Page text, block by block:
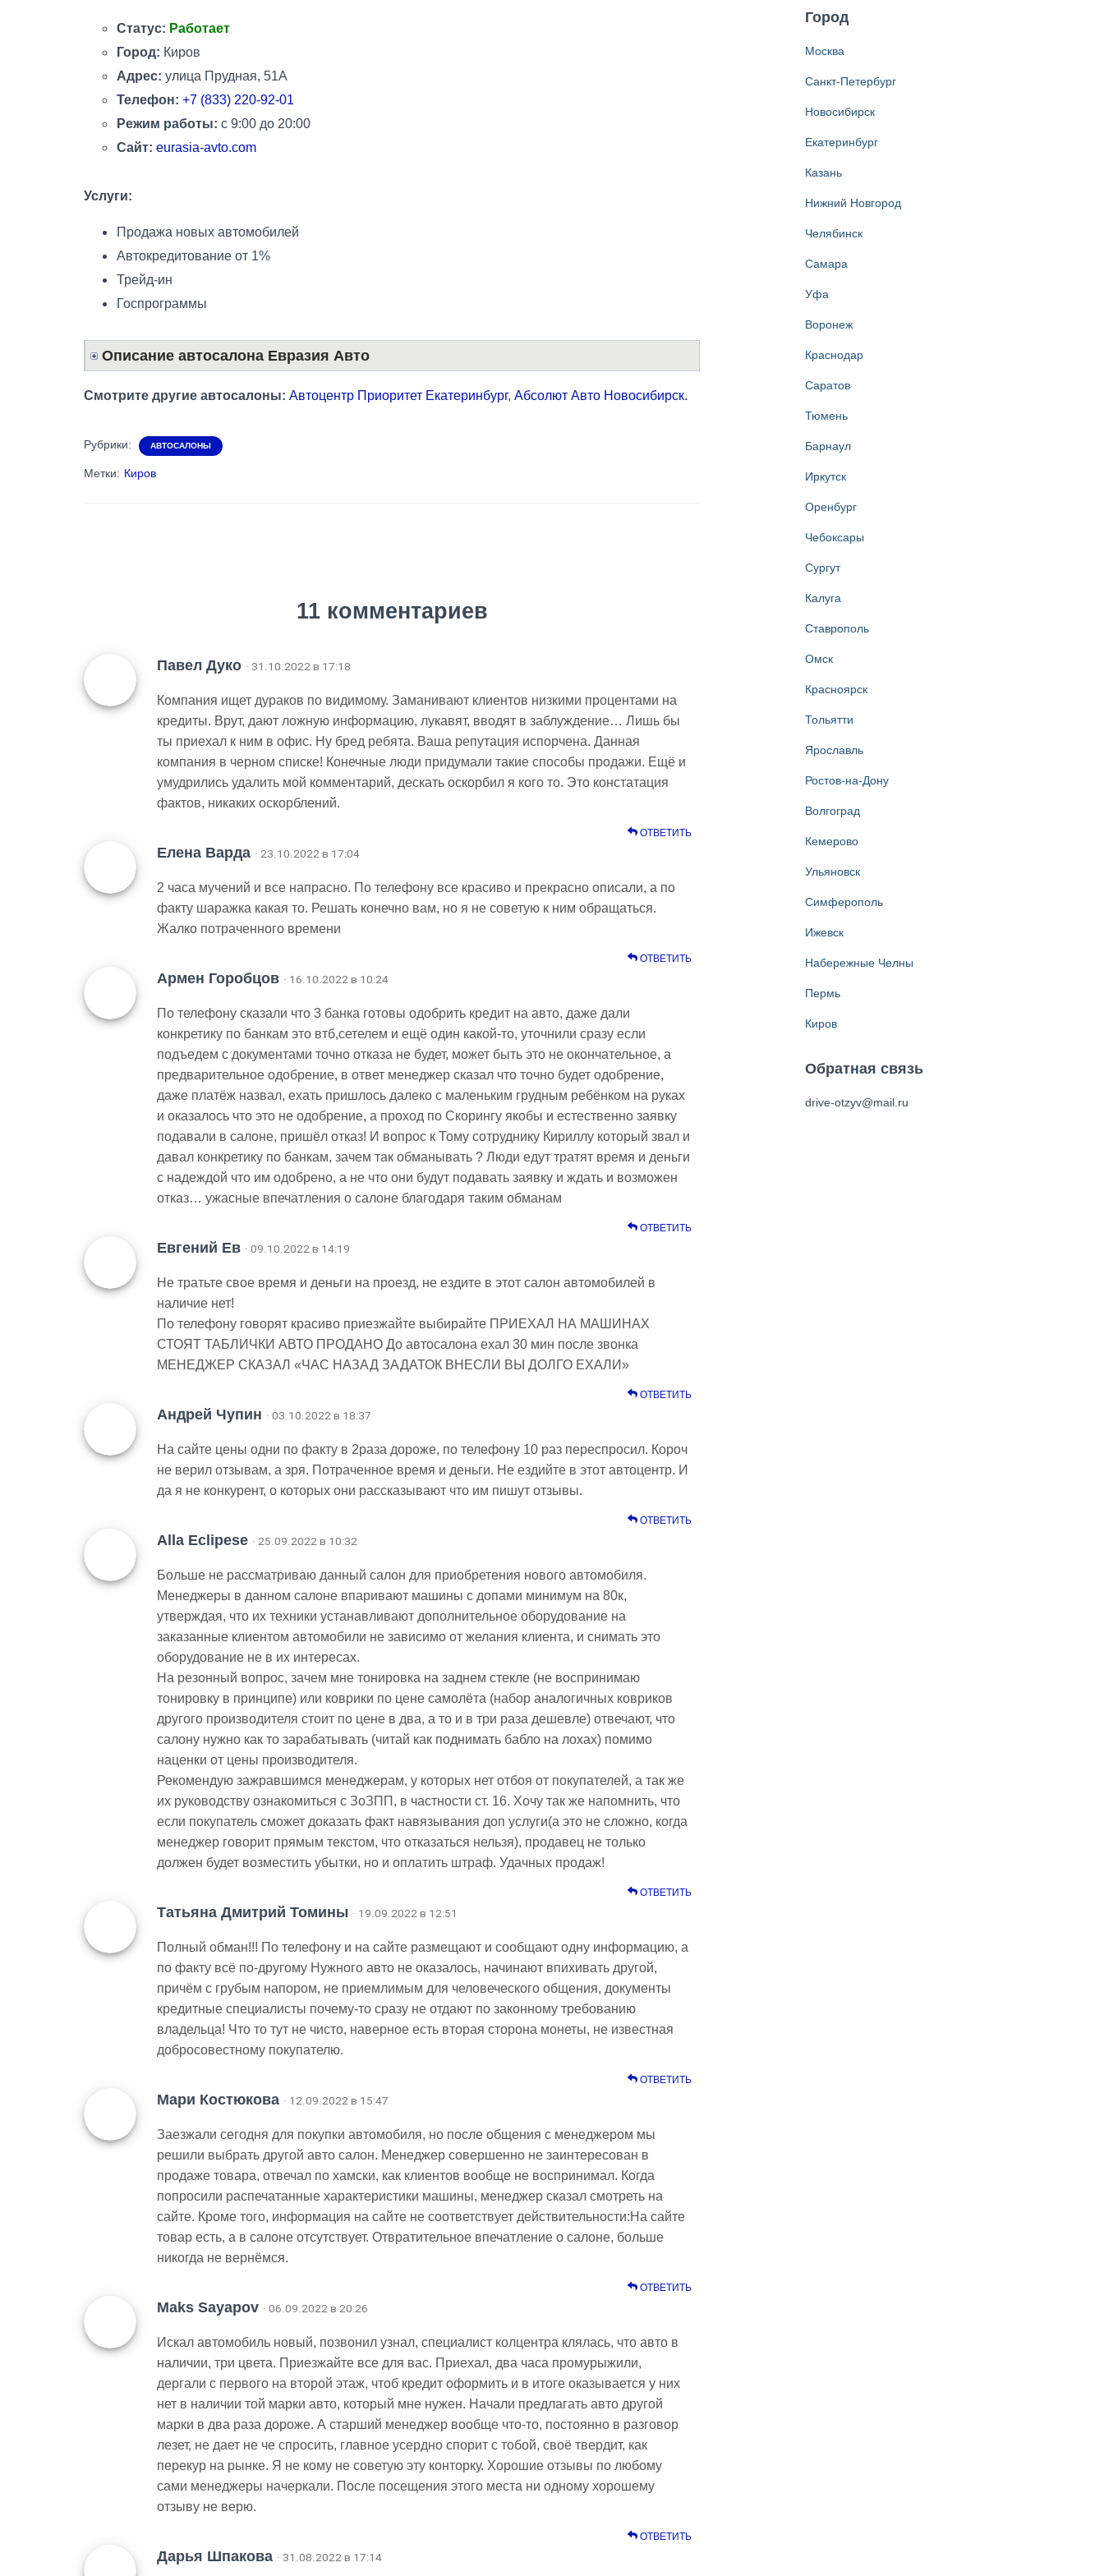
Статус: Работает
Город: Киров
Адрес: улица Прудная, 51А
Телефон: +7 (833) 220-92-01
Режим работы: с 9:00 до 20:00
Сайт: eurasia-avto.com
Услуги:
Продажа новых автомобилей
Автокредитование от 1%
Трейд-ин
Госпрограммы
Описание автосалона Евразия Авто
Смотрите другие автосалоны: Автоцентр Приоритет Екатеринбург, Абсолют Авто Новосибирск.
Рубрики: АВТОСАЛОНЫ
Метки: Киров
11 комментариев
Павел Дуко · 31.10.2022 в 17:18
Компания ищет дураков по видимому. Заманивают клиентов низкими процентами на
кредиты. Врут, дают ложную информацию, лукавят, вводят в заблуждение… Лишь бы
ты приехал к ним в офис. Ну бред ребята. Ваша репутация испорчена. Данная
компания в черном списке! Конечные люди придумали такие способы продажи. Ещё и
умудрились удалить мой комментарий, дескать оскорбил я кого то. Это констатация
фактов, никаких оскорблений.
ОТВЕТИТЬ
Елена Варда · 23.10.2022 в 17:04
2 часа мучений и все напрасно. По телефону все красиво и прекрасно описали, а по
факту шаражка какая то. Решать конечно вам, но я не советую к ним обращаться.
Жалко потраченного времени
ОТВЕТИТЬ
Армен Горобцов · 16.10.2022 в 10:24
По телефону сказали что 3 банка готовы одобрить кредит на авто, даже дали
конкретику по банкам это втб,сетелем и ещё один какой-то, уточнили сразу если
подъедем с документами точно отказа не будет, может быть это не окончательное, а
предварительное одобрение, в ответ менеджер сказал что точно будет одобрение,
даже платёж назвал, ехать пришлось далеко с маленьким грудным ребёнком на руках
и оказалось что это не одобрение, а проход по Скорингу якобы и естественно заявку
подавали в салоне, пришёл отказ! И вопрос к Тому сотруднику Кириллу который звал и
давал конкретику по банкам, зачем так обманывать ? Люди едут тратят время и деньги
с надеждой что им одобрено, а не что они будут подавать заявку и ждать и возможен
отказ… ужасные впечатления о салоне благодаря таким обманам
ОТВЕТИТЬ
Евгений Ев · 09.10.2022 в 14:19
Не тратьте свое время и деньги на проезд, не ездите в этот салон автомобилей в
наличие нет!
По телефону говорят красиво приезжайте выбирайте ПРИЕХАЛ НА МАШИНАХ
СТОЯТ ТАБЛИЧКИ АВТО ПРОДАНО До автосалона ехал 30 мин после звонка
МЕНЕДЖЕР СКАЗАЛ «ЧАС НАЗАД ЗАДАТОК ВНЕСЛИ ВЫ ДОЛГО ЕХАЛИ»
ОТВЕТИТЬ
Андрей Чупин · 03.10.2022 в 18:37
На сайте цены одни по факту в 2раза дороже, по телефону 10 раз переспросил. Короч
не верил отзывам, а зря. Потраченное время и деньги. Не ездийте в этот автоцентр. И
да я не конкурент, о которых они рассказывают что им пишут отзывы.
ОТВЕТИТЬ
Alla Eclipese · 25.09.2022 в 10:32
Больше не рассматриваю данный салон для приобретения нового автомобиля.
Менеджеры в данном салоне впаривают машины с допами минимум на 80к,
утверждая, что их техники устанавливают дополнительное оборудование на
заказанные клиентом автомобили не зависимо от желания клиента, и снимать это
оборудование не в их интересах.
На резонный вопрос, зачем мне тонировка на заднем стекле (не воспринимаю
тонировку в принципе) или коврики по цене самолёта (набор аналогичных ковриков
другого производителя стоит по цене в два, а то и в три раза дешевле) отвечают, что
салону нужно как то зарабатывать (читай как поднимать бабло на лохах) помимо
наценки от цены производителя.
Рекомендую зажравшимся менеджерам, у которых нет отбоя от покупателей, а так же
их руководству ознакомиться с ЗоЗПП, в частности ст. 16. Хочу так же напомнить, что
если покупатель сможет доказать факт навязывания доп услуги(а это не сложно, когда
менеджер говорит прямым текстом, что отказаться нельзя), продавец не только
должен будет возместить убытки, но и оплатить штраф. Удачных продаж!
ОТВЕТИТЬ
Татьяна Дмитрий Томины · 19.09.2022 в 12:51
Полный обман!!! По телефону и на сайте размещают и сообщают одну информацию, а
по факту всё по-другому Нужного авто не оказалось, начинают впихивать другой,
причём с грубым напором, не приемлимым для человеческого общения, документы
кредитные специалисты почему-то сразу не отдают по законному требованию
владельца! Что то тут не чисто, наверное есть вторая сторона монеты, не известная
добросовестному покупателю.
ОТВЕТИТЬ
Мари Костюкова · 12.09.2022 в 15:47
Заезжали сегодня для покупки автомобиля, но после общения с менеджером мы
решили выбрать другой авто салон. Менеджер совершенно не заинтересован в
продаже товара, отвечал по хамски, как клиентов вообще не воспринимал. Когда
попросили распечатанные характеристики машины, менеджер сказал смотреть на
сайте. Кроме того, информация на сайте не соответствует действительности:На сайте
товар есть, а в салоне отсутствует. Отвратительное впечатление о салоне, больше
никогда не вернёмся.
ОТВЕТИТЬ
Maks Sayapov · 06.09.2022 в 20:26
Искал автомобиль новый, позвонил узнал, специалист колцентра клялась, что авто в
наличии, три цвета. Приезжайте все для вас. Приехал, два часа промурыжили,
дергали с первого на второй этаж, чтоб кредит оформить и в итоге оказывается у них
нет в наличии той марки авто, который мне нужен. Начали предлагать авто другой
марки в два раза дороже. А старший менеджер вообще что-то, постоянно в разговор
лезет, не дает не че спросить, главное усердно спорит с тобой, своё твердит, как
перекур на рынке. Я не кому не советую эту конторку. Хорошие отзывы по любому
сами менеджеры начеркали. После посещения этого места ни одному хорошему
отзыву не верю.
ОТВЕТИТЬ
Дарья Шпакова · 31.08.2022 в 17:14
Город
Москва
Санкт-Петербург
Новосибирск
Екатеринбург
Казань
Нижний Новгород
Челябинск
Самара
Уфа
Воронеж
Краснодар
Саратов
Тюмень
Барнаул
Иркутск
Оренбург
Чебоксары
Сургут
Калуга
Ставрополь
Омск
Красноярск
Тольятти
Ярославль
Ростов-на-Дону
Волгоград
Кемерово
Ульяновск
Симферополь
Ижевск
Набережные Челны
Пермь
Киров
Обратная связь
drive-otzyv@mail.ru